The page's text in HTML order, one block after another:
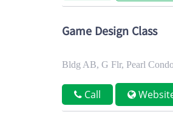
Game Design Class
Bldg AB, G Flr, Pearl
Call